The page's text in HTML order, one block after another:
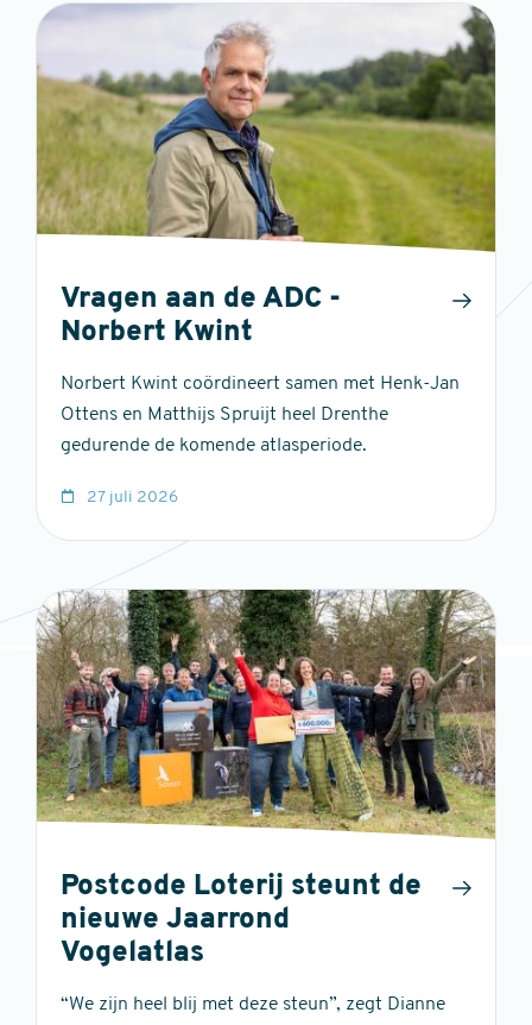
Vragen aan de ADC -
Norbert Kwint
Norbert Kwint coördineert samen met Henk-Jan
Ottens en Matthijs Spruijt heel Drenthe
gedurende de komende atlasperiode.
27 juli 2026
Postcode Loterij steunt de
nieuwe Jaarrond
Vogelatlas
“We zijn heel blij met deze steun”, zegt Dianne